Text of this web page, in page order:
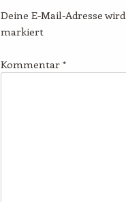
Deine E-Mail-Adresse
markiert
Kommentar *